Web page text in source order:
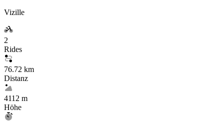
Vizille
2
Rides
76.72 km
Distanz
4112 m
Höhe